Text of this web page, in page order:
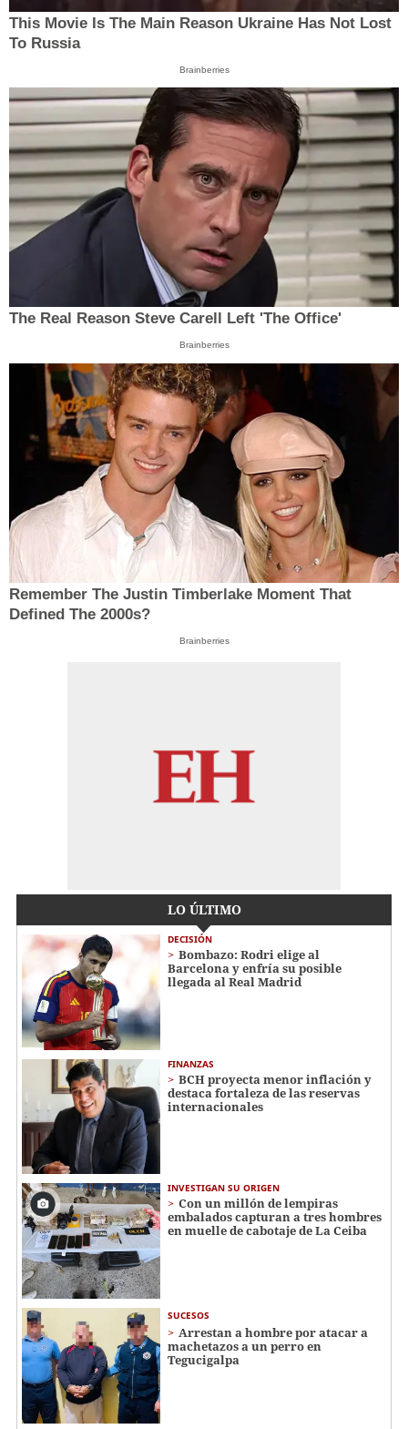
This Movie Is The Main Reason Ukraine Has Not Lost
To Russia
Brainberries
The Real Reason Steve Carell Left 'The Office'
Brainberries
Remember The Justin Timberlake Moment That
Defined The 2000s?
Brainberries
LO ÚLTIMO
DECISIÓN
Bombazo: Rodri elige al
Barcelona y enfría su posible
llegada al Real Madrid
FINANZAS
BCH proyecta menor inflación y
destaca fortaleza de las reservas
internacionales
INVESTIGAN SU ORIGEN
Con un millón de lempiras
embalados capturan a tres hombres
en muelle de cabotaje de La Ceiba
SUCESOS
Arrestan a hombre por atacar a
machetazos a un perro en
Tegucigalpa